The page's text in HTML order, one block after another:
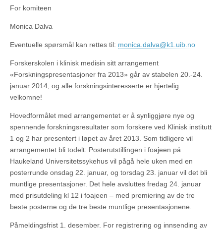
For komiteen
Monica Dalva
Eventuelle spørsmål kan rettes til: monica.dalva@k1.uib.no
Forskerskolen i klinisk medisin sitt arrangement
«Forskningspresentasjoner fra 2013» går av stabelen 20.-24.
januar 2014, og alle forskningsinteresserte er hjertelig
velkomne!
Hovedformålet med arrangementet er å synliggjøre nye og
spennende forskningsresultater som forskere ved Klinisk institutt
1 og 2 har presentert i løpet av året 2013. Som tidligere vil
arrangementet bli todelt: Posterutstillingen i foajeen på
Haukeland Universitetssykehus vil pågå hele uken med en
posterrunde onsdag 22. januar, og torsdag 23. januar vil det bli
muntlige presentasjoner. Det hele avsluttes fredag 24. januar
med prisutdeling kl 12 i foajeen – med premiering av de tre
beste posterne og de tre beste muntlige presentasjonene.
Påmeldingsfrist 1. desember. For registrering og innsending av